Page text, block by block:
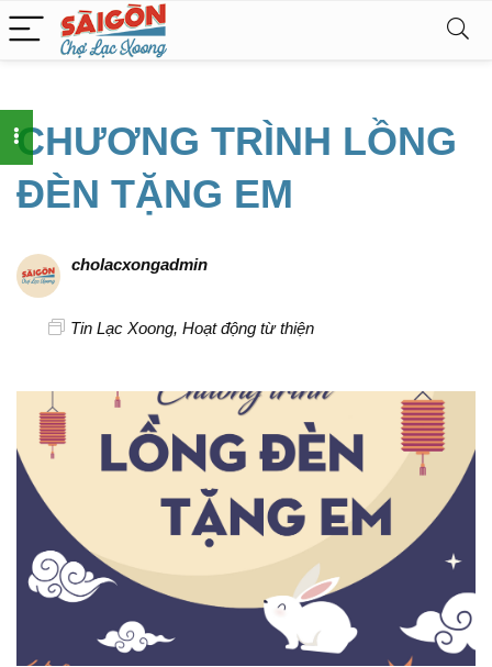
CHƯƠNG TRÌNH LỒNG
ĐÈN TẶNG EM
cholacxongadmin
Tin Lạc Xoong, Hoạt động từ thiện